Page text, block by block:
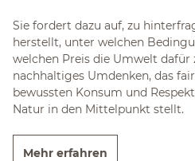
Sie fordert dazu auf, zu
herstellt, unter welchen
welchen Preis die Umwelt dafür
nachhaltiges Umdenken, das
bewussten Konsum und
Natur in den Mittelpunkt stellt.
Mehr erfahren